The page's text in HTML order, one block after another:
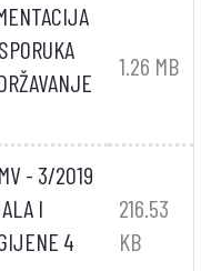
1.26 MB
- 3/2019
I
4
216.53
KB